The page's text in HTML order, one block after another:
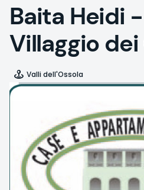
Baita Heidi -
Villaggio
Valli dell'Ossola